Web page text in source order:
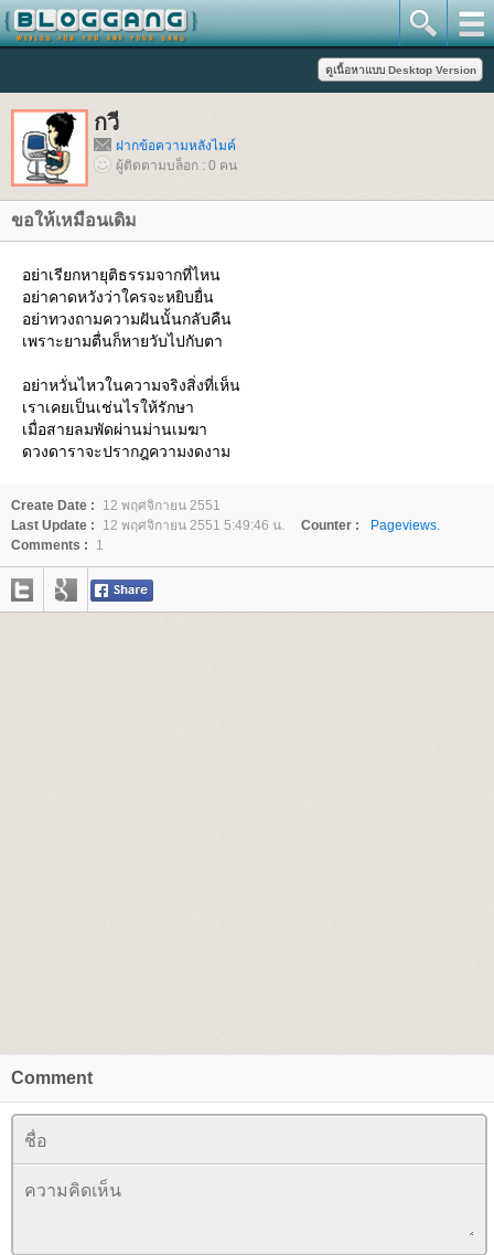
กวี
ฝากข้อความหลังไมค์
ผู้ติดตามบล็อก : 0 คน
ขอให้เหมือนเดิม
อย่าเรียกหายุติธรรมจากที่ไหน
อย่าคาดหวังว่าใครจะหยิบยื่น
อย่าทวงถามความฝันนั้นกลับคืน
เพราะยามตื่นก็หายวับไปกับตา
อย่าหวั่นไหวในความจริงสิ่งที่เห็น
เราเคยเป็นเช่นไรให้รักษา
เมื่อสายลมพัดผ่านม่านเมฆา
ดวงดาราจะปรากฎความงดงาม
Create Date :
12 พฤศจิกายน 2551
Last Update :
12 พฤศจิกายน 2551 5:49:46 น. Counter :
Pageviews.
Comments :
1
Comment